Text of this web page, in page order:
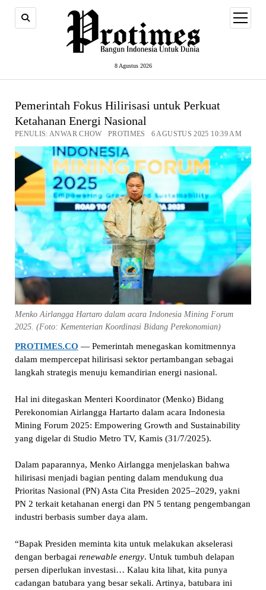
8 Agustus 2026
open
menu
Pemerintah Fokus Hilirisasi untuk Perkuat
Ketahanan Energi Nasional
PENULIS: ANWAR CHOW PROTIMES 6 AGUSTUS 2025 10:39 AM
Menko Airlangga Hartaro dalam acara Indonesia Mining Forum
2025. (Foto: Kementerian Koordinasi Bidang Perekonomian)
PROTIMES.CO — Pemerintah menegaskan komitmennya
dalam mempercepat hilirisasi sektor pertambangan sebagai
langkah strategis menuju kemandirian energi nasional.
Hal ini ditegaskan Menteri Koordinator (Menko) Bidang
Perekonomian Airlangga Hartarto dalam acara Indonesia
Mining Forum 2025: Empowering Growth and Sustainability
yang digelar di Studio Metro TV, Kamis (31/7/2025).
Dalam paparannya, Menko Airlangga menjelaskan bahwa
hilirisasi menjadi bagian penting dalam mendukung dua
Prioritas Nasional (PN) Asta Cita Presiden 2025–2029, yakni
PN 2 terkait ketahanan energi dan PN 5 tentang pengembangan
industri berbasis sumber daya alam.
“Bapak Presiden meminta kita untuk melakukan akselerasi
dengan berbagai renewable energy. Untuk tumbuh delapan
persen diperlukan investasi… Kalau kita lihat, kita punya
cadangan batubara yang besar sekali. Artinya, batubara ini